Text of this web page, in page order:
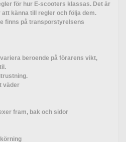
för hur E-scooters klassas. Det är
känna till regler och följa dem.
finns på transporstyrelsens
beroende på förarens vikt,
väder
fram, bak och sidor